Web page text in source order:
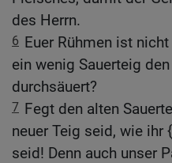
des Herrn.
6 Euer Rühmen ist
ein wenig Sauerteig
durchsäuert?
7 Fegt den alten
neuer Teig seid, wie ihr
seid! Denn auch unser